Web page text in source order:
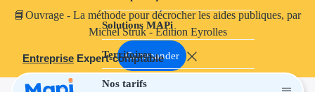
📘Ouvrage - La méthode pour décrocher les aides publiques, par
Michel Struk - Édition Eyrolles
Commander
Entreprise Expert-comptable
Solutions MAPi
Territoires
Nos tarifs
Projets finançables
Aides à